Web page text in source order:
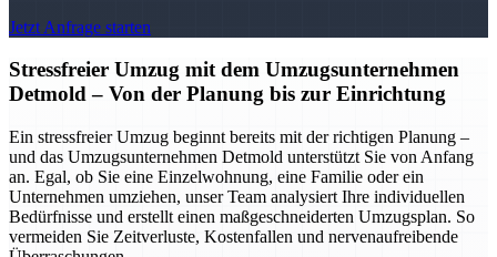
Jetzt Anfrage starten
Stressfreier Umzug mit dem Umzugsunternehmen
Detmold – Von der Planung bis zur Einrichtung
Ein stressfreier Umzug beginnt bereits mit der richtigen Planung –
und das Umzugsunternehmen Detmold unterstützt Sie von Anfang
an. Egal, ob Sie eine Einzelwohnung, eine Familie oder ein
Unternehmen umziehen, unser Team analysiert Ihre individuellen
Bedürfnisse und erstellt einen maßgeschneiderten Umzugsplan. So
vermeiden Sie Zeitverluste, Kostenfallen und nervenaufreibende